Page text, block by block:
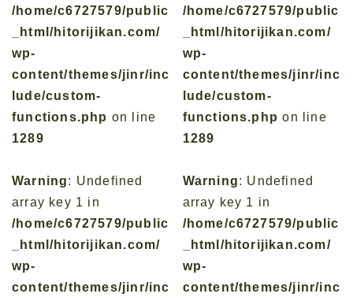
有料記事の決済完了ページ
管理人プロフィール
記事一覧
運営者情報
/home/c6727579/public
_html/hitorijikan.com/
wp-
content/themes/jinr/inc
lude/custom-
functions.php on line
1289
Warning: Undefined
array key 1 in
/home/c6727579/public
_html/hitorijikan.com/
wp-
content/themes/jinr/inc
/home/c6727579/public
_html/hitorijikan.com/
wp-
content/themes/jinr/inc
lude/custom-
functions.php on line
1289
Warning: Undefined
array key 1 in
/home/c6727579/public
_html/hitorijikan.com/
wp-
content/themes/jinr/inc